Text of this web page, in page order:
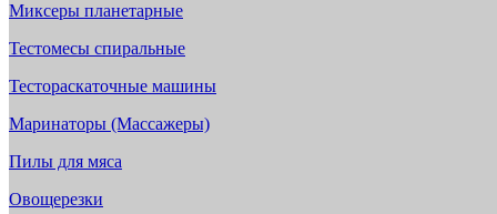
Миксеры планетарные
Тестомесы спиральные
Тестораскаточные машины
Маринаторы (Массажеры)
Пилы для мяса
Овощерезки